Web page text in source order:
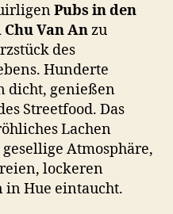
Pubs in den
Van Anzu
des
Hunderte
dicht, genießen
Streetfood. Das
Lachen
Atmosphäre,
lockeren
in Hue eintaucht.